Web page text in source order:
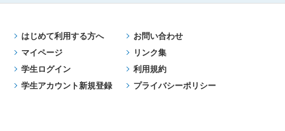
はじめて利用する方へ
マイページ
学生ログイン
学生アカウント新規登録
お問い合わせ
リンク集
利用規約
プライバシーポリシー